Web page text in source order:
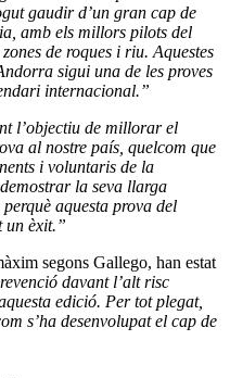
gaudir d’un gran cap de
amb els millors pilots del
de roques i riu. Aquestes
sigui una de les proves
internacional.”
l’objectiu de millorar el
al nostre país, quelcom que
i voluntaris de la
la seva llarga
aquesta prova del
un èxit.”
segons Gallego, han estat
davant l’alt risc
edició. Per tot plegat,
s’ha desenvolupat el cap de